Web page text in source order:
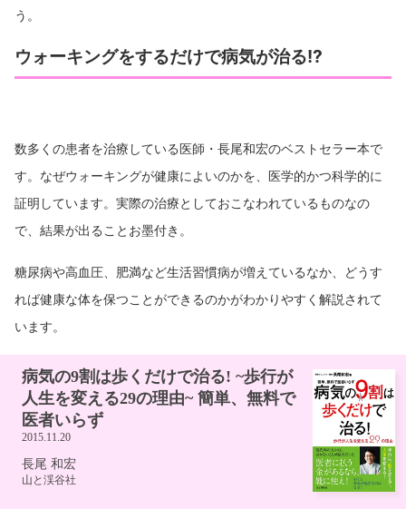
う。
ウォーキングをするだけで病気が治る!?
数多くの患者を治療している医師・長尾和宏のベストセラー本で
す。なぜウォーキングが健康によいのかを、医学的かつ科学的に
証明しています。実際の治療としておこなわれているものなの
で、結果が出ることお墨付き。
糖尿病や高血圧、肥満など生活習慣病が増えているなか、どうす
れば健康な体を保つことができるのかがわかりやすく解説されて
います。